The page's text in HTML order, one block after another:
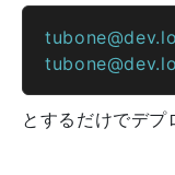
とするだけでデプ